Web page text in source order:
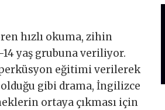
hızlı okuma, zihin
yaş grubuna veriliyor.
eğitimi verilerek
gibi drama, İngilizce
ortaya çıkması için